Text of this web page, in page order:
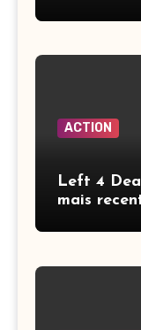
ACTION
Left 4
mais